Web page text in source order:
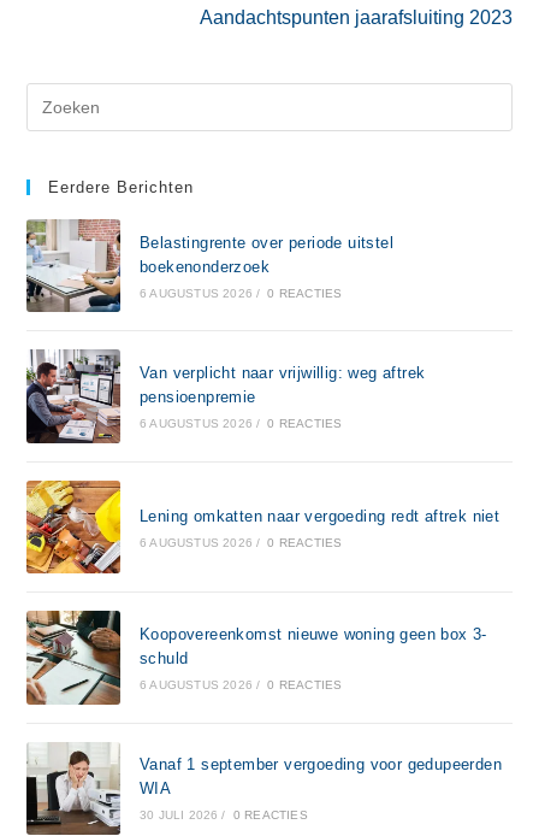
Aandachtspunten jaarafsluiting 2023
Eerdere Berichten
Belastingrente over periode uitstel
boekenonderzoek
6 AUGUSTUS 2026 / 0 REACTIES
Van verplicht naar vrijwillig: weg aftrek
pensioenpremie
6 AUGUSTUS 2026 / 0 REACTIES
Lening omkatten naar vergoeding redt aftrek niet
6 AUGUSTUS 2026 / 0 REACTIES
Koopovereenkomst nieuwe woning geen box 3-
schuld
6 AUGUSTUS 2026 / 0 REACTIES
Vanaf 1 september vergoeding voor gedupeerden
WIA
30 JULI 2026 / 0 REACTIES